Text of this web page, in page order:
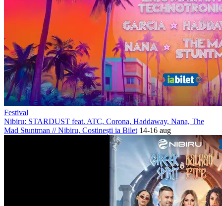
Festival
Nibiru: STARDUST feat. ATC, Corona, Haddaway, Nana, The
Mad Stuntman //Nibiru, Costinești ia Bilet 14-16 aug